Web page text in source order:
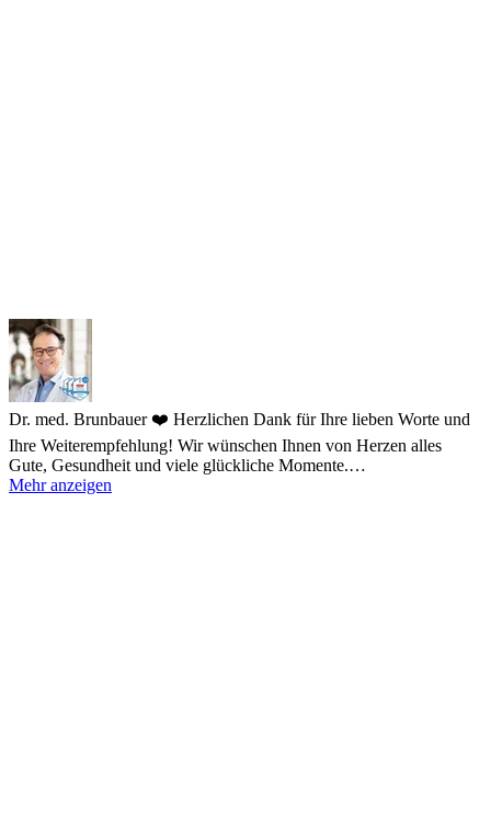
Dr. med. Brunbauer ❤️ Herzlichen Dank für Ihre lieben Worte und
Ihre Weiterempfehlung! Wir wünschen Ihnen von Herzen alles
Gute, Gesundheit und viele glückliche Momente.…
Mehr anzeigen